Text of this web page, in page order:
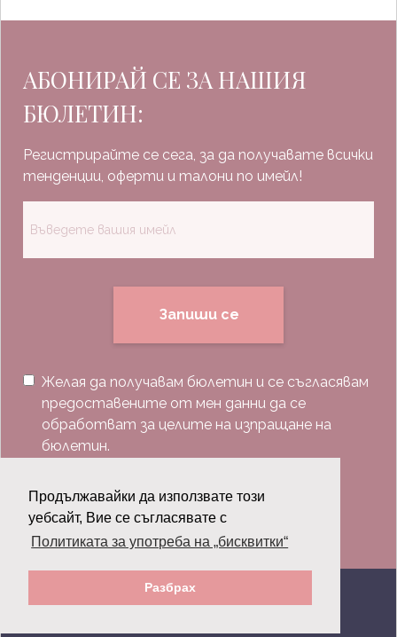
Продължавайки да използвате този
уебсайт, Вие се съгласявате с
Политиката за употреба на „бисквитки“
Разбрах
АБОНИРАЙ СЕ ЗА НАШИЯ
БЮЛЕТИН:
Регистрирайте се сега, за да получавате всички
тенденции, оферти и талони по имейл!
Запиши се
Желая да получавам бюлетин и се съгласявам
предоставените от мен данни да се
обработват за целите на изпращане на
бюлетин.
Последвай ни:
© 2026 Grazia.bg - Всички права запазени